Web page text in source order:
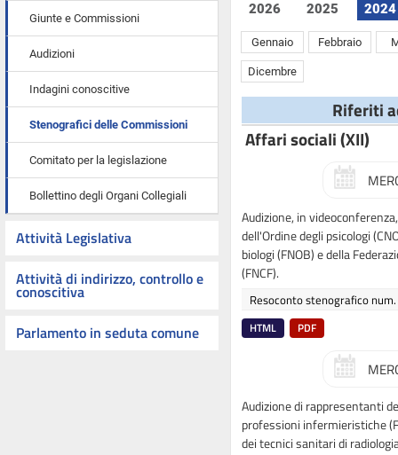
Giunte e Commissioni
Audizioni
Indagini conoscitive
Stenografici delle Commissioni
Comitato per la legislazione
Bollettino degli Organi Collegiali
Attività Legislativa
Attività di indirizzo, controllo e
conoscitiva
Parlamento in seduta comune
2026 2025 2024
Gennaio Febbraio
Dicembre
Riferiti
Affari sociali (XII)
Audizione, in
dell'Ordine degli psicologi
biologi (FNOB) e della
(FNCF).
Resoconto stenografico
HTML PDF
Audizione di rappresentanti
professioni infermieristiche
dei tecnici sanitari di